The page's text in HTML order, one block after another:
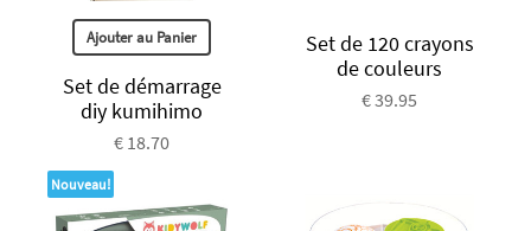
Ajouter au Panier
Set de démarrage
diy kumihimo
€ 18.70
Set de 120 crayons
de couleurs
€ 39.95
Nouveau!